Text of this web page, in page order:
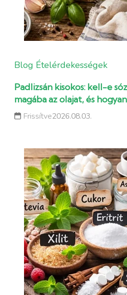
Blog Ételérdekességek
Padlizsán kisokos: kell-e
magába az olajat, és
Frissítve2026.08.03.